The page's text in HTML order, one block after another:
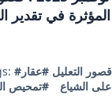
المؤثرة في
التعليل #عقار
الشياع #تمحيص